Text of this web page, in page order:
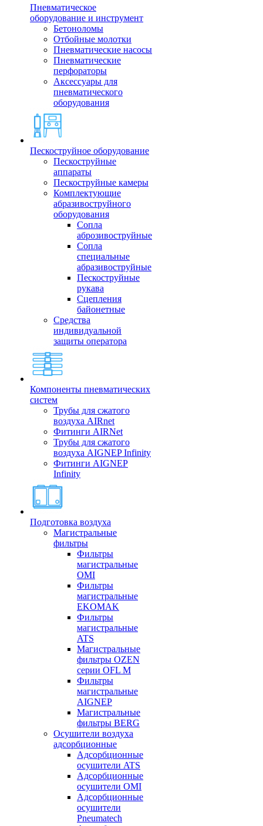
Пневматическое
оборудование и инструмент
Бетоноломы
Отбойные молотки
Пневматические насосы
Пневматические
перфораторы
Аксессуары для
пневматического
оборудования
Пескоструйное оборудование
Пескоструйные
аппараты
Пескоструйные камеры
Комплектующие
абразивоструйного
оборудования
Сопла
аброзивоструйные
Сопла
специальные
абразивоструйные
Пескоструйные
рукава
Сцепления
байонетные
Средства
индивидуальной
защиты оператора
Компоненты пневматических
систем
Трубы для сжатого
воздуха AIRnet
Фитинги AIRNet
Трубы для сжатого
воздуха AIGNEP Infinity
Фитинги AIGNEP
Infinity
Подготовка воздуха
Магистральные
фильтры
Фильтры
магистральные
OMI
Фильтры
магистральные
EKOMAK
Фильтры
магистральные
ATS
Магистральные
фильтры OZEN
серии OFL M
Фильтры
магистральные
AIGNEP
Магистральные
фильтры BERG
Осушители воздуха
адсорбционные
Адсорбционные
осушители ATS
Адсорбционные
осушители OMI
Адсорбционные
осушители
Pneumatech